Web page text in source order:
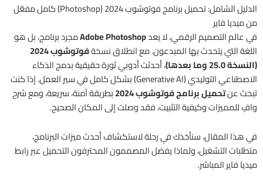
الدليل الشامل: تحميل برنامج فوتوشوب 2024 (Photoshop) كامل مفعّل
من ميديا فاير
في عالم التصميم الرقمي، لا يعدAdobe Photoshopمجرد برنامج، بل هو
اللغة التي يتحدث بها المبدعون. مع انطلاق نسخة
فوتوشوب 2024
(النسخة 25.0 وما بعدها)
، أحدثت أدوبي ثورة حقيقية بدمج الذكاء
الاصطناعي التوليدي (Generative AI) بشكل كامل في سير العمل. إذا كنت
تبحث عنتحميل برنامج فوتوشوب 2024
بطريقة آمنة، سريعة، ومع شرح
وافٍ للمميزات وكيفية التثبيت، فقد وصلت إلى المكان الصحيح.
في هذا المقال، سنأخذك في رحلة لاستكشاف أحدث ميزات البرنامج،
متطلبات التشغيل، ولماذا يفضل المصممون المحترفون التحميل عبر رابط
ميديا فاير المباشر.